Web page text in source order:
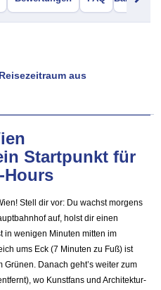
aus
Startpunkt für
Hours
Stell dir vor: Du wachst morgens
auf, holst dir einen
in wenigen Minuten mitten im
ums Eck (7 Minuten zu Fuß) ist
Danach geht’s weiter zum
wo Kunstfans und Architektur-